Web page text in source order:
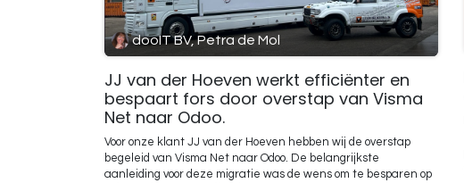
dooIT BV, Petra de Mol
JJ van der Hoeven werkt efficiënter en
bespaart fors door overstap van Visma
Net naar Odoo.
Voor onze klant JJ van der Hoeven hebben wij de overstap
begeleid van Visma Net naar Odoo. De belangrijkste
aanleiding voor deze migratie was de wens om te besparen op